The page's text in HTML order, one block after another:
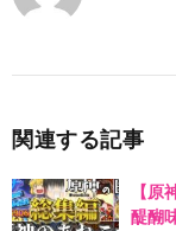
関連する記事
【
醍醐